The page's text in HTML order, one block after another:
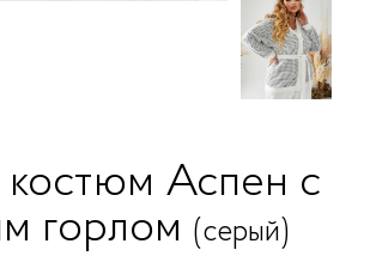
Аспен с
горлом (серый)